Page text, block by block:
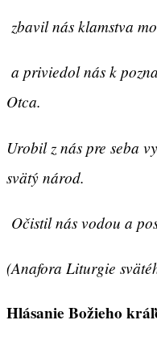
zbavil nás klamstva
a priviedol nás k
Otca.
Urobil z nás pre seba
svätý národ.
Očistil nás vodou a
(Anafora Liturgie
Hlásanie Božieho